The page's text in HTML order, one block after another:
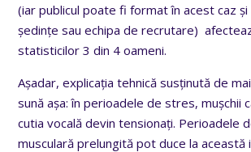
(iar publicul poate fi format în acest caz
ședințe sau echipa de recrutare)
statisticilor 3 din 4 oameni.
Așadar, explicația tehnică susținută de
sună așa: în perioadele de stres, mușchii
cutia vocală devin tensionați. Perioadele
musculară prelungită pot duce la această